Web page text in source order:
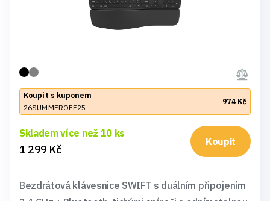
Koupit s kuponem
26SUMMEROFF25
974 Kč
Skladem více než 10 ks
1 299 Kč
Koupit
Bezdrátová klávesnice SWIFT s duálním připojením